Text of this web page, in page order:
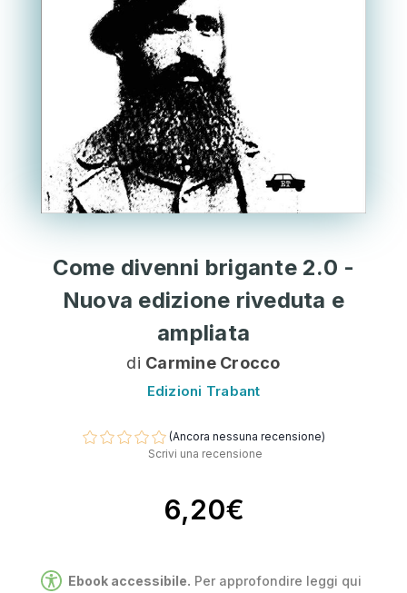
Come divenni brigante 2.0 -
Nuova edizione riveduta e
ampliata
di Carmine Crocco
Edizioni Trabant
(Ancora nessuna recensione)
Scrivi una recensione
6,20€
Ebook accessibile. Per approfondire leggi qui